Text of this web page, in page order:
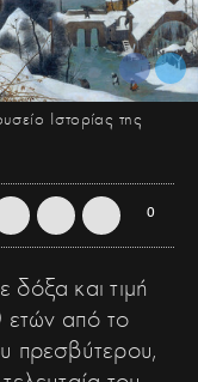
Ιστορίας της
0
και τιμή
ετών από το
πρεσβύτερου,